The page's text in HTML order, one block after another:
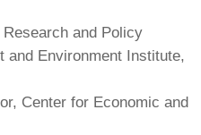
and Policy
and Environment Institute,
Center for Economic and